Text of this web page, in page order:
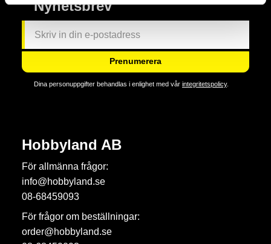
Nyhetsbrev
Prenumerera
Dina personuppgifter behandlas i enlighet med vår integritetspolicy.
Hobbyland AB
För allmänna frågor:
info@hobbyland.se
08-68459093
För frågor om beställningar:
order@hobbyland.se